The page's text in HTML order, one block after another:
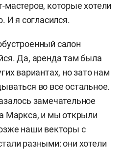
которые хотели
И я согласился.
салон
Да, аренда там была
вариантах, но зато нам
во все остальное.
замечательное
Маркса, и мы открыли
наши векторы с
разными: они хотели